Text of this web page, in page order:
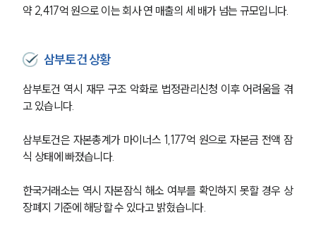
약 2,417억 원으로 이는 회사 연 매출의 세 배가 넘는 규모입니다.
삼부토건 상황
삼부토건 역시 재무 구조 악화로 법정관리신청 이후 어려움을 겪
고 있습니다.
삼부토건은 자본총계가 마이너스 1,177억 원으로 자본금 전액 잠
식 상태에 빠졌습니다.
한국거래소는 역시 자본잠식 해소 여부를 확인하지 못할 경우 상
장폐지 기준에 해당할 수 있다고 밝혔습니다.